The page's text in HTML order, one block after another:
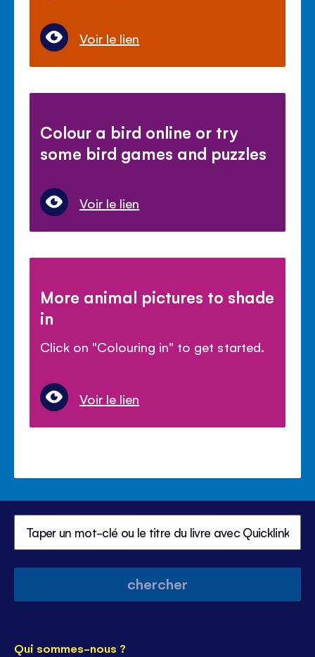
Voir le lien
Colour a bird online or try
some bird games and puzzles
Voir le lien
More animal pictures to shade
in
Click on "Colouring in" to get started.
Voir le lien
chercher
Qui sommes-nous ?